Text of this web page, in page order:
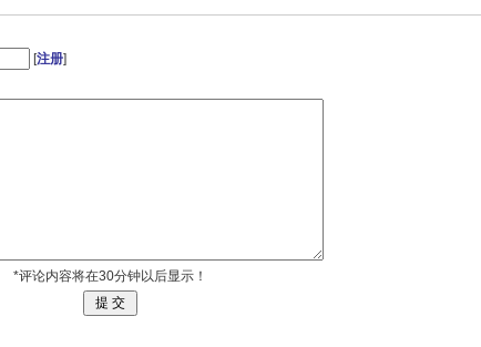
十姊妹
[注册]
*评论内容将在30分钟以后显示！